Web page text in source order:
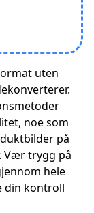
uten
noe som
på
Vær trygg på
hele
din kontroll